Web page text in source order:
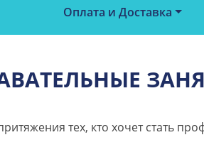
Оплата и Доставка
тех, кто хочет стать